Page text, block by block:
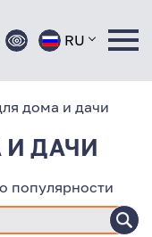
RU
дома и дачи
ДАЧИ
популярности